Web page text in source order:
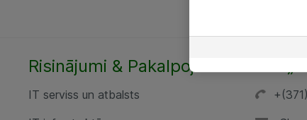
Risinājumi & Pakalpojumi
IT serviss un atbalsts